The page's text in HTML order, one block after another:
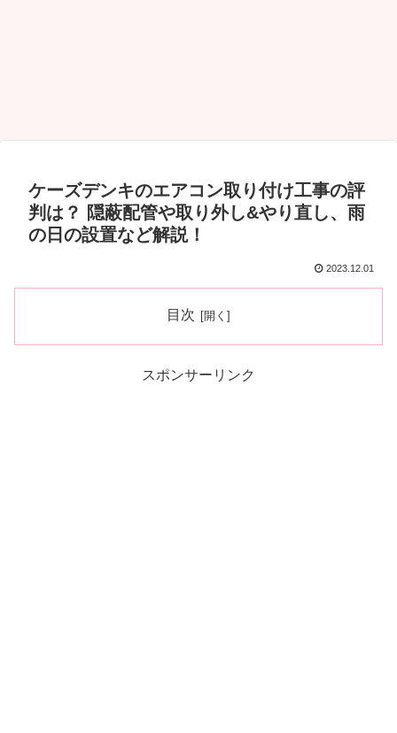
ケーズデンキのエアコン取り付け工事の評
判は？ 隠蔽配管や取り外し&やり直し、雨
の日の設置など解説！
2023.12.01
目次
スポンサーリンク